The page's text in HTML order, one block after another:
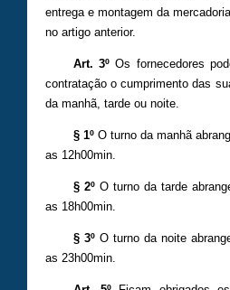
entrega e montagem da
no artigo anterior.
Art. 3º Os fornecedores
contratação o cumprimento das
da manhã, tarde ou noite.
§ 1ºO turno da manhã
as 12h00min.
§ 2ºO turno da tarde
as 18h00min.
§ 3ºO turno da noite
as 23h00min.